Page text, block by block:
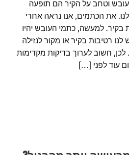
וטחב על הקיר הם תופעה
את הכתמים, אנו נראה אחרי
למעשה, כתמי העובש יהיו
רטיבות בקיר או מקור לנזילה
חשוב לערוך בדיקות מקדימות
עוד לפני […]